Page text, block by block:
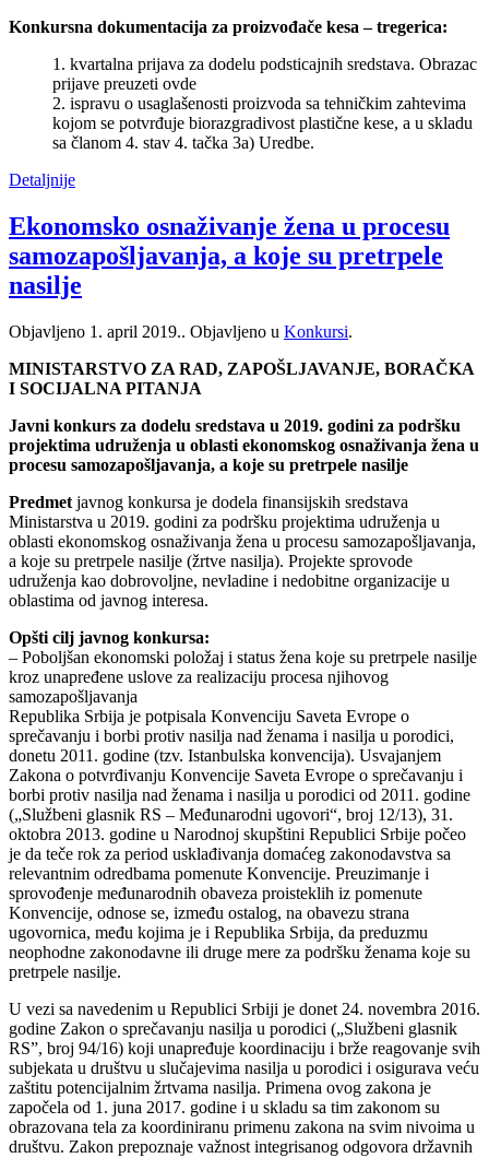
Konkursna dokumentacija za proizvođače kesa – tregerica:
1. kvartalna prijava za dodelu podsticajnih sredstava. Obrazac
prijave preuzeti ovde
2. ispravu o usaglašenosti proizvoda sa tehničkim zahtevima
kojom se potvrđuje biorazgradivost plastične kese, a u skladu
sa članom 4. stav 4. tačka 3a) Uredbe.
Detaljnije
Ekonomsko osnaživanje žena u procesu
samozapošljavanja, a koje su pretrpele
nasilje
Objavljeno 1. april 2019.. Objavljeno u Konkursi.
MINISTARSTVO ZA RAD, ZAPOŠLJAVANJE, BORAČKA
I SOCIJALNA PITANJA
Javni konkurs za dodelu sredstava u 2019. godini za podršku
projektima udruženja u oblasti ekonomskog osnaživanja žena u
procesu samozapošljavanja, a koje su pretrpele nasilje
Predmet javnog konkursa je dodela finansijskih sredstava
Ministarstva u 2019. godini za podršku projektima udruženja u
oblasti ekonomskog osnaživanja žena u procesu samozapošljavanja,
a koje su pretrpele nasilje (žrtve nasilja). Projekte sprovode
udruženja kao dobrovoljne, nevladine i nedobitne organizacije u
oblastima od javnog interesa.
Opšti cilj javnog konkursa:
– Poboljšan ekonomski položaj i status žena koje su pretrpele nasilje
kroz unapređene uslove za realizaciju procesa njihovog
samozapošljavanja
Republika Srbija je potpisala Konvenciju Saveta Evrope o
sprečavanju i borbi protiv nasilja nad ženama i nasilja u porodici,
donetu 2011. godine (tzv. Istanbulska konvencija). Usvajanjem
Zakona o potvrđivanju Konvencije Saveta Evrope o sprečavanju i
borbi protiv nasilja nad ženama i nasilja u porodici od 2011. godine
(„Službeni glasnik RS – Međunarodni ugovori“, broj 12/13), 31.
oktobra 2013. godine u Narodnoj skupštini Republici Srbije počeo
je da teče rok za period usklađivanja domaćeg zakonodavstva sa
relevantnim odredbama pomenute Konvencije. Preuzimanje i
sprovođenje međunarodnih obaveza proisteklih iz pomenute
Konvencije, odnose se, između ostalog, na obavezu strana
ugovornica, među kojima je i Republika Srbija, da preduzmu
neophodne zakonodavne ili druge mere za podršku ženama koje su
pretrpele nasilje.
U vezi sa navedenim u Republici Srbiji je donet 24. novembra 2016.
godine Zakon o sprečavanju nasilja u porodici („Službeni glasnik
RS”, broj 94/16) koji unapređuje koordinaciju i brže reagovanje svih
subjekata u društvu u slučajevima nasilja u porodici i osigurava veću
zaštitu potencijalnim žrtvama nasilja. Primena ovog zakona je
započela od 1. juna 2017. godine i u skladu sa tim zakonom su
obrazovana tela za koordiniranu primenu zakona na svim nivoima u
društvu. Zakon prepoznaje važnost integrisanog odgovora državnih